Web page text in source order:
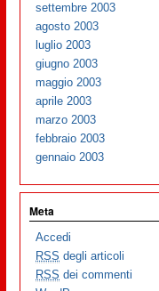
settembre 2003
agosto 2003
luglio 2003
giugno 2003
maggio 2003
aprile 2003
marzo 2003
febbraio 2003
gennaio 2003
Meta
Accedi
RSS degli articoli
RSS dei commenti